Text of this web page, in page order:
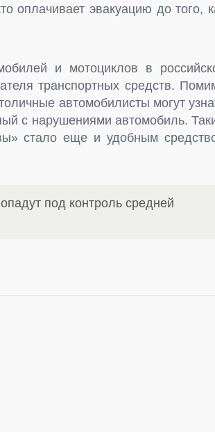
оплачивает эвакуацию до того,
и мотоциклов в
транспортных средств.
автомобилисты могут
с нарушениями автомобиль.
стало еще и удобным
под контроль средней